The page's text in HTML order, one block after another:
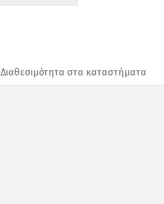
Διαθεσιμότητα στα καταστήματα